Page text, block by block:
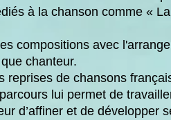
à la chanson comme «
compositions avec
chanteur.
reprises de chansons
lui permet de
d’affiner et de développer